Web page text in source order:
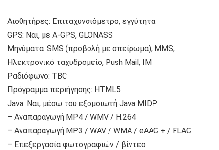
Αισθητήρες: Επιταχυνσιόμετρο, εγγύτητα
GPS: Ναι, με A-GPS, GLONASS
Μηνύματα: SMS (προβολή με σπείρωμα), MMS,
Ηλεκτρονικό ταχυδρομείο, Push Mail, IM
Ραδιόφωνο: TBC
Πρόγραμμα περιήγησης: HTML5
Java: Ναι, μέσω του εξομοιωτή Java MIDP
– Αναπαραγωγή MP4 / WMV / H.264
– Αναπαραγωγή MP3 / WAV / WMA / eAAC + / FLAC
– Επεξεργασία φωτογραφιών / βίντεο